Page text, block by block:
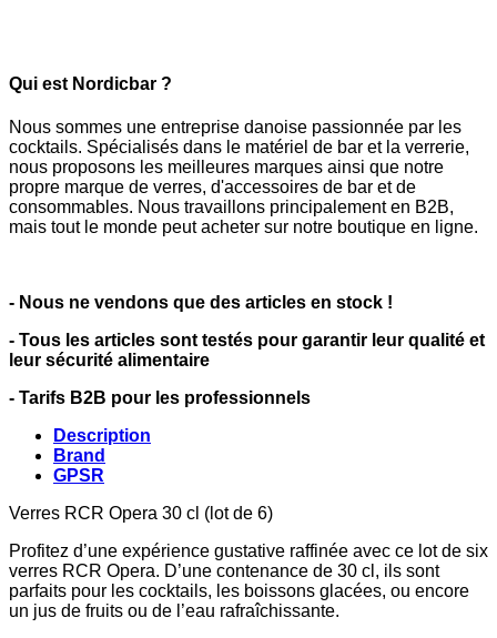
Qui est Nordicbar ?
Nous sommes une entreprise danoise passionnée par les
cocktails. Spécialisés dans le matériel de bar et la verrerie,
nous proposons les meilleures marques ainsi que notre
propre marque de verres, d'accessoires de bar et de
consommables. Nous travaillons principalement en B2B,
mais tout le monde peut acheter sur notre boutique en ligne.
- Nous ne vendons que des articles en stock !
- Tous les articles sont testés pour garantir leur qualité et
leur sécurité alimentaire
- Tarifs B2B pour les professionnels
Description
Brand
GPSR
Verres RCR Opera 30 cl (lot de 6)
Profitez d’une expérience gustative raffinée avec ce lot de six
verres RCR Opera. D’une contenance de 30 cl, ils sont
parfaits pour les cocktails, les boissons glacées, ou encore
un jus de fruits ou de l’eau rafraîchissante.